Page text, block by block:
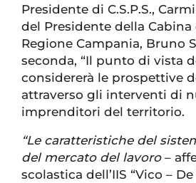
Presidente di C.S.P.S.,
del Presidente della Cabina
Regione Campania, Bruno
seconda, “Il punto di vista
considererà le prospettive
attraverso gli interventi di
imprenditori del territorio.
“Le caratteristiche del
del mercato del lavoro–
scolastica dell’IIS “Vico – De